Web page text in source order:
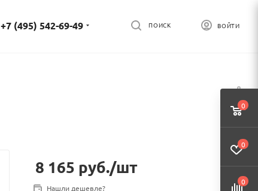
ВОЙТИ
ПОИСК
+7 (495) 542-69-49
8 165 руб./шт
Нашли дешевле?
0
0
0